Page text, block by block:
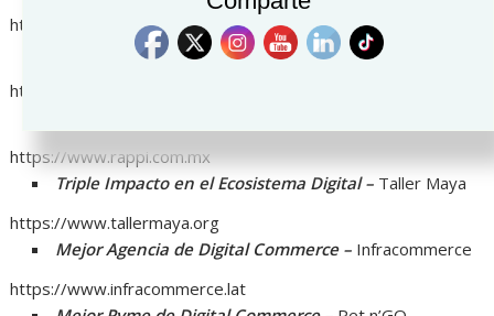
https://www.growlat.com
Plataformas de Comercio Unificado –VTEX
https://vtex.com
https://www.rappi.com.mx
Triple Impacto en el Ecosistema Digital – Taller Maya
https://www.tallermaya.org
Mejor Agencia de Digital Commerce – Infracommerce
https://www.infracommerce.lat